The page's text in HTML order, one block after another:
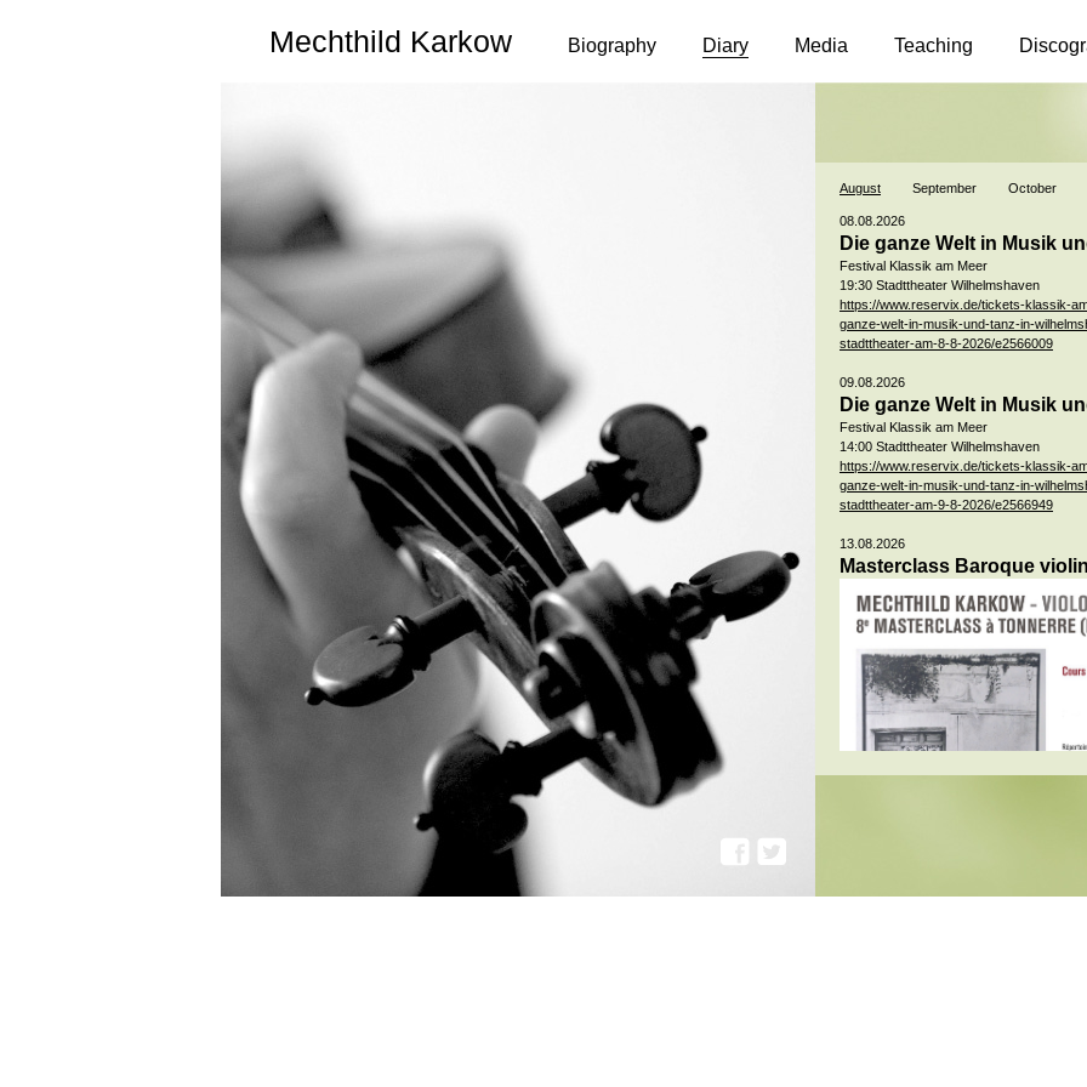
Mechthild Karkow Biography Diary Media Teaching
August September October
08.08.2026
Die ganze Welt in Musik
Festival Klassik am Meer
19:30 Stadttheater Wilhelmshaven
https://www.reservix.de/tickets-klassik-
ganze-welt-in-musik-und-tanz-in-
stadttheater-am-8-8-2026/e2566009
09.08.2026
Die ganze Welt in Musik
Festival Klassik am Meer
14:00 Stadttheater Wilhelmshaven
https://www.reservix.de/tickets-klassik-
ganze-welt-in-musik-und-tanz-in-
stadttheater-am-9-8-2026/e2566949
13.08.2026
Masterclass Baroque